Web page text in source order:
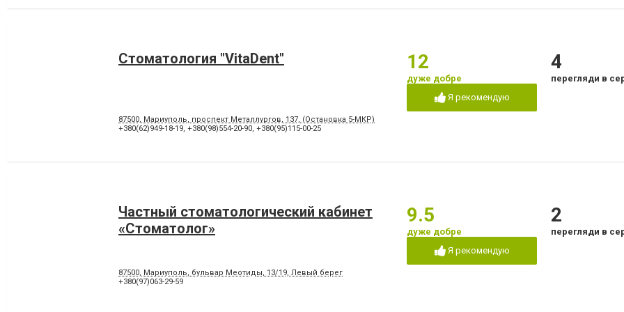
Стоматология "VitaDent"
87500, Мариуполь, проспект Металлургов, 137, (Остановка 5-МКР)
+380(62)949-18-19, +380(98)554-20-90, +380(95)115-00-25
12
дуже добре
Я рекомендую
4
перегляди в
Частный стоматологический кабинет
«Стоматолог»
87500, Мариуполь, бульвар Меотиды, 13/19, Левый берег
+380(97)063-29-59
9.5
дуже добре
Я рекомендую
2
перегляди в